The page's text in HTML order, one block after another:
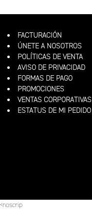
FACTURACIÓN
ÚNETE A NOSOTROS
POLÍTICAS DE VENTA
AVISO DE PRIVACIDAD
FORMAS DE PAGO
PROMOCIONES
VENTAS CORPORATIVAS
ESTATUS DE MI PEDIDO
<noscrip